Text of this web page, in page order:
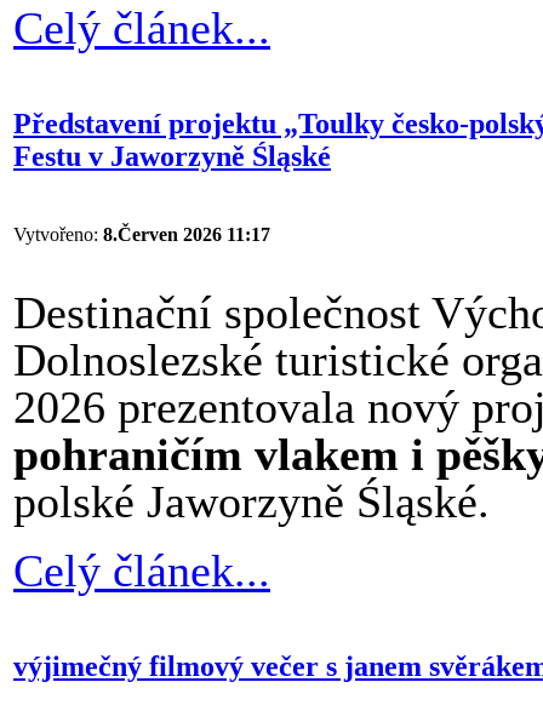
Celý článek...
Představení projektu „Toulky česko-
Festu v Jaworzyně Śląské
Vytvořeno: 8.Červen 2026 11:17
Destinační společnost
Dolnoslezské turistické
2026 prezentovala nový
pohraničím vlakem i
polské Jaworzyně Śląské.
Celý článek...
výjimečný filmový večer s janem